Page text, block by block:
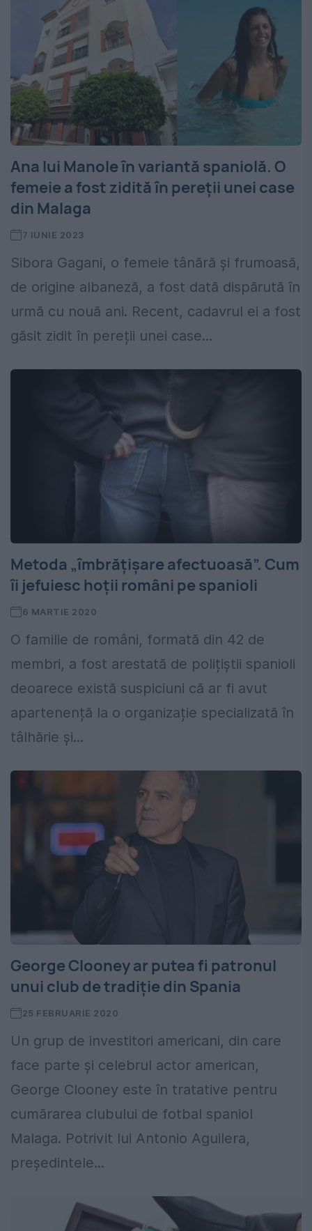
Ana lui Manole în variantă spaniolă. O
femeie a fost zidită în pereții unei case
din Malaga
7 IUNIE 2023
Sibora Gagani, o femeie tânără și frumoasă,
de origine albaneză, a fost dată dispărută în
urmă cu nouă ani. Recent, cadavrul ei a fost
găsit zidit în pereții unei case...
Metoda „îmbrățișare afectuoasă”. Cum
îi jefuiesc hoții români pe spanioli
6 MARTIE 2020
O familie de români, formată din 42 de
membri, a fost arestată de polițiștii spanioli
deoarece există suspiciuni că ar fi avut
apartenență la o organizație specializată în
tâlhărie și...
George Clooney ar putea fi patronul
unui club de tradiție din Spania
25 FEBRUARIE 2020
Un grup de investitori americani, din care
face parte și celebrul actor american,
George Clooney este în tratative pentru
cumărarea clubului de fotbal spaniol
Malaga. Potrivit lui Antonio Aguilera,
președintele...